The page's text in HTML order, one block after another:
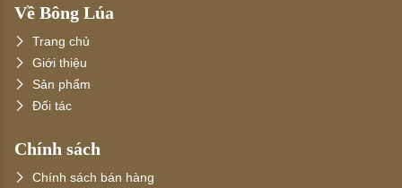
Về Bông Lúa
Trang chủ
Giới thiệu
Sản phẩm
Đối tác
Chính sách
Chính sách bán hàng